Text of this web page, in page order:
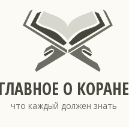
ГЛАВНОЕ О КОРАНЕ
что каждый должен знать